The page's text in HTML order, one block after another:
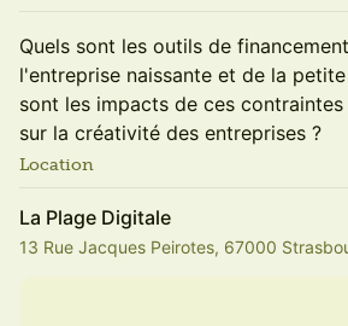
Quels sont les outils de
l'entreprise naissante et de la
sont les impacts de ces
sur la créativité des entreprises ?
Location
La Plage Digitale
13 Rue Jacques Peirotes, 67000